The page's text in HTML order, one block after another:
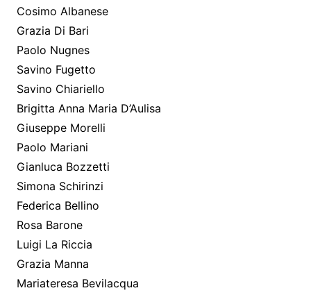
Cosimo Albanese
Grazia Di Bari
Paolo Nugnes
Savino Fugetto
Savino Chiariello
Brigitta Anna Maria D’Aulisa
Giuseppe Morelli
Paolo Mariani
Gianluca Bozzetti
Simona Schirinzi
Federica Bellino
Rosa Barone
Luigi La Riccia
Grazia Manna
Mariateresa Bevilacqua